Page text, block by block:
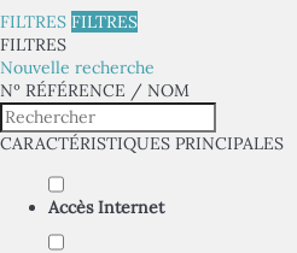
FILTRES FILTRES
FILTRES
Nouvelle recherche
Nº RÉFÉRENCE / NOM
CARACTÉRISTIQUES PRINCIPALES
Accès Internet